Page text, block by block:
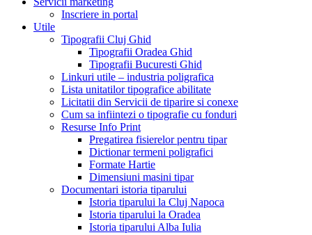
Inscriere in portal
Utile
Tipografii Cluj Ghid
Tipografii Oradea Ghid
Tipografii Bucuresti Ghid
Linkuri utile – industria poligrafica
Lista unitatilor tipografice abilitate
Licitatii din Servicii de tiparire si conexe
Cum sa infiintezi o tipografie cu fonduri
Resurse Info Print
Pregatirea fisierelor pentru tipar
Dictionar termeni poligrafici
Formate Hartie
Dimensiuni masini tipar
Documentari istoria tiparului
Istoria tiparului la Cluj Napoca
Istoria tiparului la Oradea
Istoria tiparului Alba Iulia